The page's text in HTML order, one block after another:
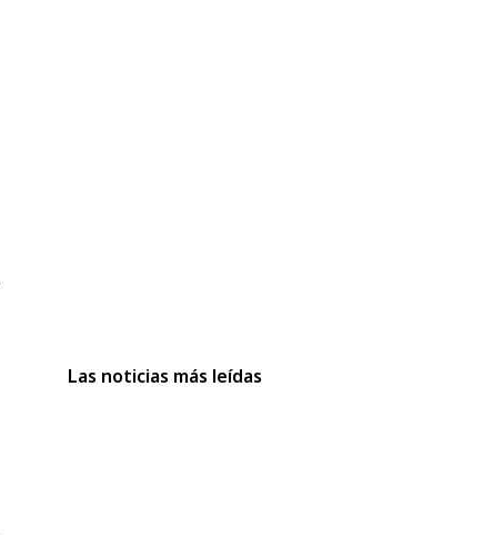
Las noticias más leídas